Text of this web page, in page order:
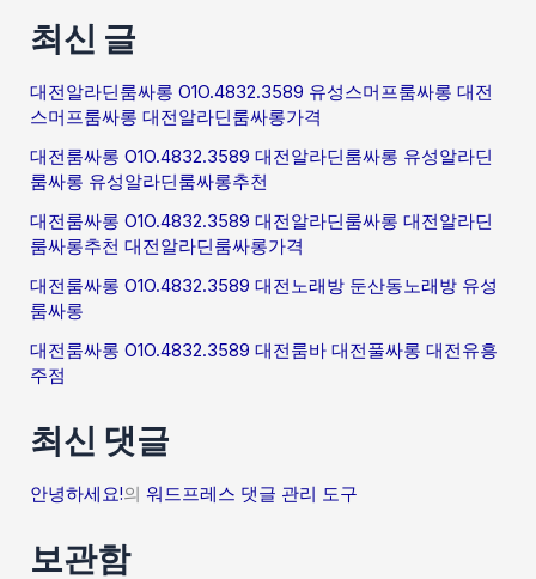
최신 글
대전알라딘룸싸롱 O1O.4832.3589 유성스머프룸싸롱 대전
스머프룸싸롱 대전알라딘룸싸롱가격
대전룸싸롱 O1O.4832.3589 대전알라딘룸싸롱 유성알라딘
룸싸롱 유성알라딘룸싸롱추천
대전룸싸롱 O1O.4832.3589 대전알라딘룸싸롱 대전알라딘
룸싸롱추천 대전알라딘룸싸롱가격
대전룸싸롱 O1O.4832.3589 대전노래방 둔산동노래방 유성
룸싸롱
대전룸싸롱 O1O.4832.3589 대전룸바 대전풀싸롱 대전유흥
주점
최신 댓글
안녕하세요!의워드프레스 댓글 관리 도구
보관함